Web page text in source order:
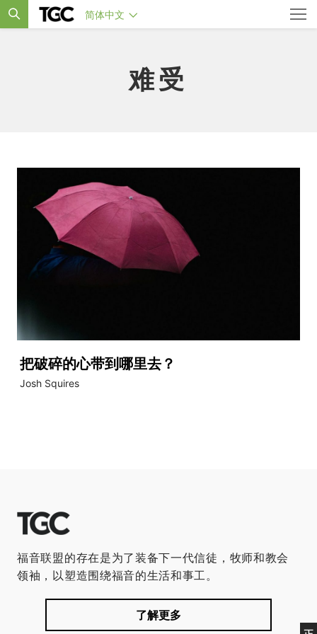
简体中文
难受
把破碎的心带到哪里去？
Josh Squires
福音联盟的存在是为了装备下一代信徒，牧师和教会
领袖，以塑造围绕福音的生活和事工。
了解更多